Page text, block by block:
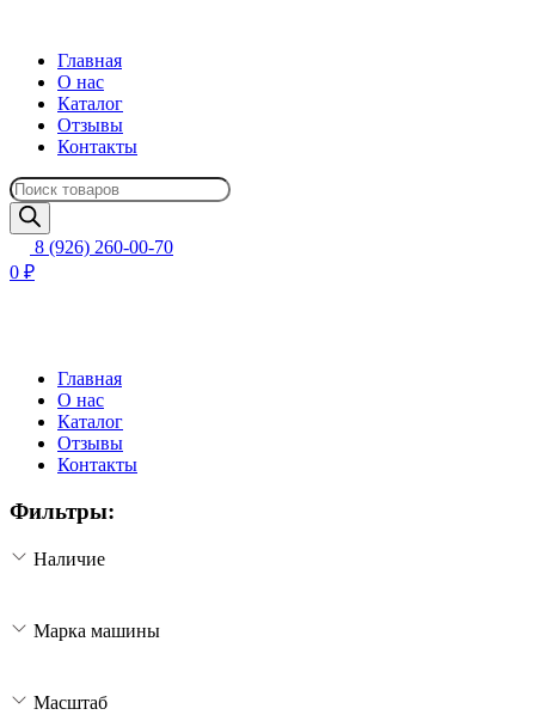
Главная
О нас
Каталог
Отзывы
Контакты
Поиск
товаров
8 (926) 260-00-70
0 ₽
Главная
О нас
Каталог
Отзывы
Контакты
Фильтры:
Наличие
Марка машины
Масштаб